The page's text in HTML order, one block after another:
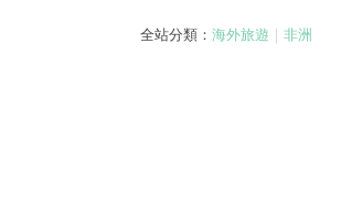
全站分類： 海外旅遊 非洲